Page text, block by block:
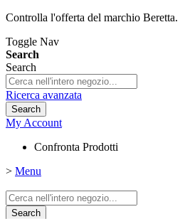
Controlla l'offerta del marchio Beretta.
Toggle Nav
Search
Search
Ricerca avanzata
Search
My Account
Confronta Prodotti
> Menu
Search